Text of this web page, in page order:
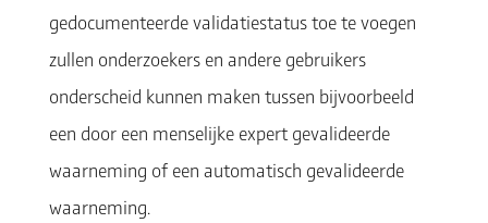
gedocumenteerde validatiestatus toe te voegen
zullen onderzoekers en andere gebruikers
onderscheid kunnen maken tussen bijvoorbeeld
een door een menselijke expert gevalideerde
waarneming of een automatisch gevalideerde
waarneming.